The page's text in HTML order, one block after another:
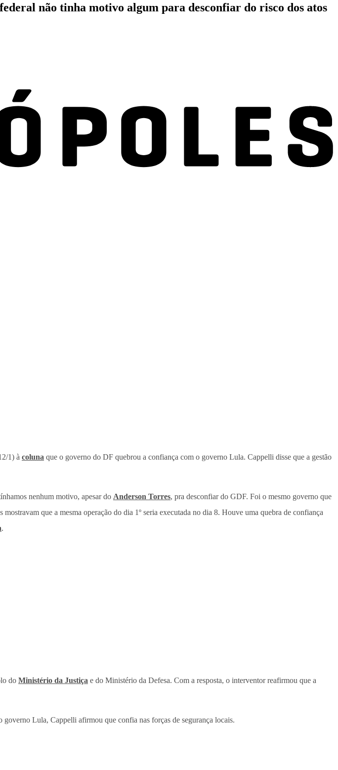
não tinha motivo algum para desconfiar do risco dos atos
1) à coluna que o governo do DF quebrou a confiança com o governo Lula. Cappelli disse que a gestão
nenhum motivo, apesar do Anderson Torres, pra desconfiar do GDF. Foi o mesmo governo que
que a mesma operação do dia 1º seria executada no dia 8. Houve uma quebra de confiança
.
do Ministério da Justiça e do Ministério da Defesa. Com a resposta, o interventor reafirmou que a
Lula, Cappelli afirmou que confia nas forças de segurança locais.